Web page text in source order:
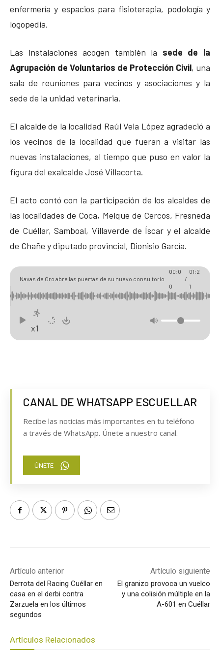
enfermería y espacios para fisioterapia, podología y
logopedia.
Las instalaciones acogen también la sede de la
Agrupación de Voluntarios de Protección Civil, una
sala de reuniones para vecinos y asociaciones y la
sede de la unidad veterinaria.
El alcalde de la localidad Raúl Vela López agradeció a
los vecinos de la localidad que fueran a visitar las
nuevas instalaciones, al tiempo que puso en valor la
figura del exalcalde José Villacorta.
El acto contó con la participación de los alcaldes de
las localidades de Coca, Melque de Cercos, Fresneda
de Cuéllar, Samboal, Villaverde de Íscar y el alcalde
de Chañe y diputado provincial, Dionisio García.
Navas de Oro abre las puertas de su nuevo consultorio
médico
00:0
0
/
01:2
1
x1
CANAL DE WHATSAPP ESCUELLAR
Recibe las noticias más importantes en tu teléfono
a través de WhatsApp. Únete a nuestro canal.
ÚNETE
Artículo anterior
Derrota del Racing Cuéllar en
casa en el derbi contra
Zarzuela en los últimos
segundos
Artículo siguiente
El granizo provoca un vuelco
y una colisión múltiple en la
A-601 en Cuéllar
Artículos Relacionados